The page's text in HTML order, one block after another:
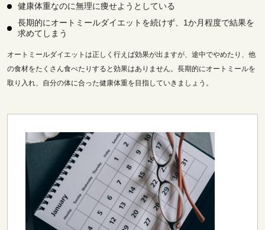
健康体重なのに無理に痩せようとしている
長期的にオートミールダイエットを続けず、1か月程度で結果を
求めてしまう
オートミールダイエットは正しく行えば効果が出ますが、途中でやめたり、他
の食材をたくさん食べたりすると効果はありません。長期的にオートミールを
取り入れ、自分の体に合った健康体重を目指していきましょう。